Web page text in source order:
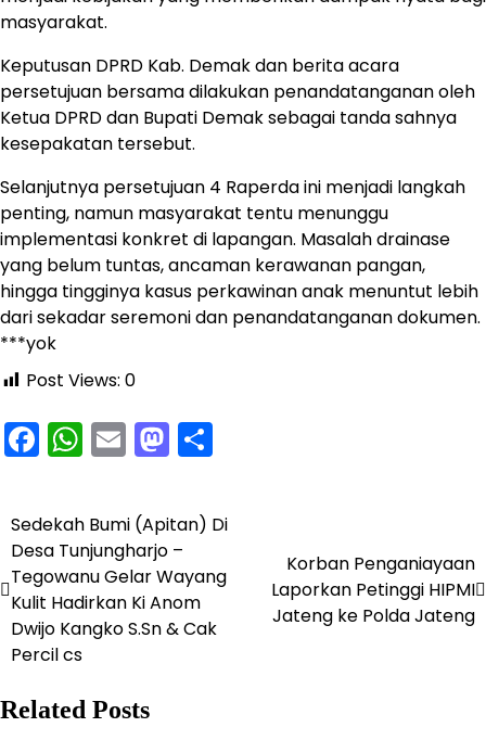
masyarakat.
Keputusan DPRD Kab. Demak dan berita acara
persetujuan bersama dilakukan penandatanganan oleh
Ketua DPRD dan Bupati Demak sebagai tanda sahnya
kesepakatan tersebut.
Selanjutnya persetujuan 4 Raperda ini menjadi langkah
penting, namun masyarakat tentu menunggu
implementasi konkret di lapangan. Masalah drainase
yang belum tuntas, ancaman kerawanan pangan,
hingga tingginya kasus perkawinan anak menuntut lebih
dari sekadar seremoni dan penandatanganan dokumen.
***yok
Post Views: 0
Facebook
WhatsApp
EmailMastodon
Navigasi
pos
Sedekah Bumi (Apitan) Di
Desa Tunjungharjo –
Tegowanu Gelar Wayang
Kulit Hadirkan Ki Anom
Dwijo Kangko S.Sn & Cak
Percil cs
Korban Penganiayaan
Laporkan Petinggi HIPMI
Jateng ke Polda Jateng
Related Posts